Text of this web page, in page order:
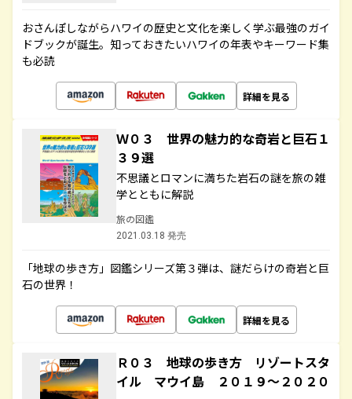
おさんぽしながらハワイの歴史と文化を楽しく学ぶ最強のガイ
ドブックが誕生。知っておきたいハワイの年表やキーワード集
も必読
詳細を見る
Ｗ０３ 世界の魅力的な奇岩と巨石１
３９選
不思議とロマンに満ちた岩石の謎を旅の雑
学とともに解説
旅の図鑑
2021.03.18 発売
「地球の歩き方」図鑑シリーズ第３弾は、謎だらけの奇岩と巨
石の世界！
詳細を見る
Ｒ０３ 地球の歩き方 リゾートスタ
イル マウイ島 ２０１９～２０２０